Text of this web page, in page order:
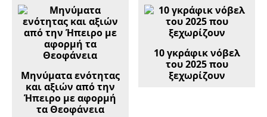
Μηνύματα ενότητας
και αξιών από την
Ήπειρο με αφορμή
τα Θεοφάνεια
10 γκράφικ νόβελ
του 2025 που
ξεχωρίζουν